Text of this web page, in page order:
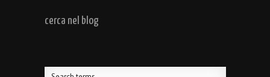
cerca nel blog